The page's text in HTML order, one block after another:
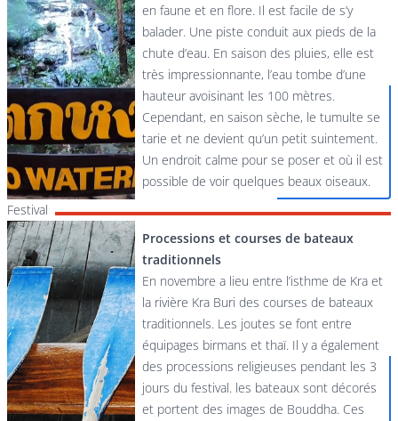
en faune et en flore. Il est facile de s’y
balader. Une piste conduit aux pieds de la
chute d’eau. En saison des pluies, elle est
très impressionnante, l’eau tombe d’une
hauteur avoisinant les 100 mètres.
Cependant, en saison sèche, le tumulte se
tarie et ne devient qu’un petit suintement.
Un endroit calme pour se poser et où il est
possible de voir quelques beaux oiseaux.
Festival
Processions et courses de bateaux
traditionnels
En novembre a lieu entre l’isthme de Kra et
la rivière Kra Buri des courses de bateaux
traditionnels. Les joutes se font entre
équipages birmans et thaï. Il y a également
des processions religieuses pendant les 3
jours du festival. les bateaux sont décorés
et portent des images de Bouddha. Ces